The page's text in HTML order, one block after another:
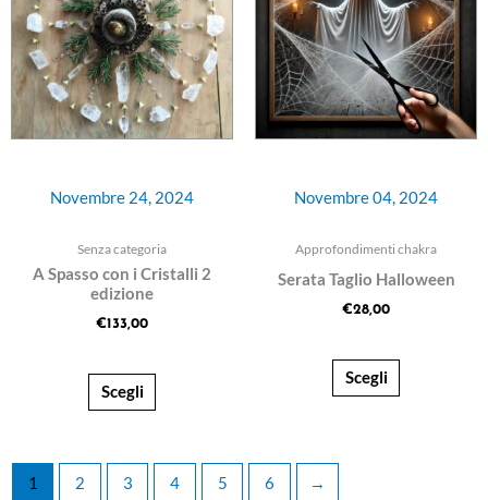
Novembre 24, 2024
Senza categoria
A Spasso con i Cristalli 2
edizione
€133,00
Scegli
Novembre 04, 2024
Approfondimenti chakra
Serata Taglio Halloween
€28,00
Scegli
1 2 3 4 5 6 →